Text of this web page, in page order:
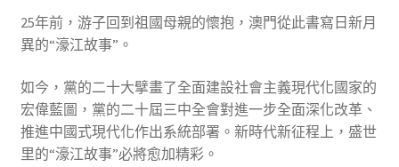
25年前，游子回到祖國母親的懷抱，澳門從此書寫日新月
異的“濠江故事”。
如今，黨的二十大擘畫了全面建設社會主義現代化國家的
宏偉藍圖，黨的二十屆三中全會對進一步全面深化改革、
推進中國式現代化作出系統部署。新時代新征程上，盛世
里的“濠江故事”必將愈加精彩。